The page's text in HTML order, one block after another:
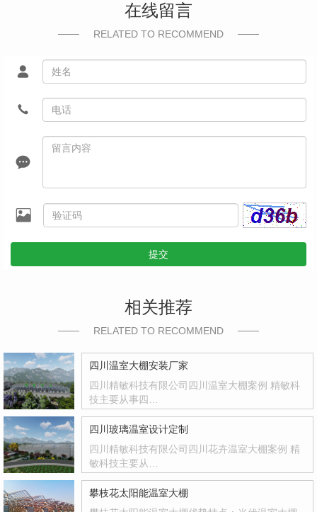
在线留言
RELATED TO RECOMMEND
提交
相关推荐
RELATED TO RECOMMEND
四川温室大棚安装厂家
四川精敏科技有限公司四川温室大棚案例 精敏科
技主要从事四…
四川玻璃温室设计定制
四川精敏科技有限公司四川花卉温室大棚案例 精
敏科技主要从…
攀枝花太阳能温室大棚